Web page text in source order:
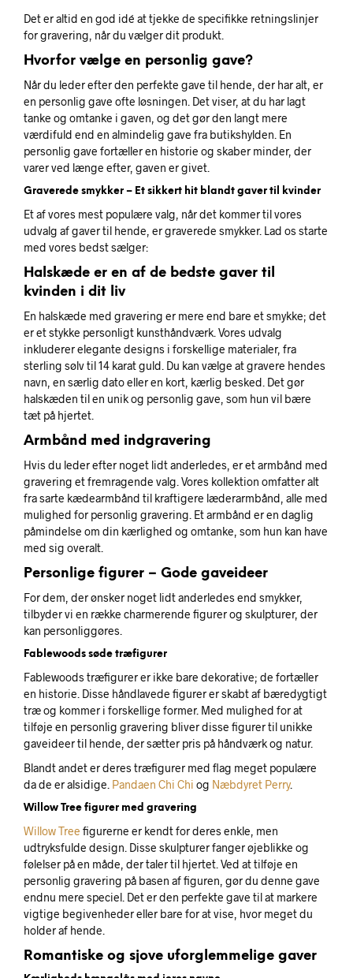
Det er altid en god idé at tjekke de specifikke retningslinjer
for gravering, når du vælger dit produkt.
Hvorfor vælge en personlig gave?
Når du leder efter den perfekte gave til hende, der har alt, er
en personlig gave ofte løsningen. Det viser, at du har lagt
tanke og omtanke i gaven, og det gør den langt mere
værdifuld end en almindelig gave fra butikshylden. En
personlig gave fortæller en historie og skaber minder, der
varer ved længe efter, gaven er givet.
Graverede smykker – Et sikkert hit blandt gaver til kvinder
Et af vores mest populære valg, når det kommer til vores
udvalg af gaver til hende, er graverede smykker. Lad os starte
med vores bedst sælger:
Halskæde er en af de bedste gaver til
kvinden i dit liv
En halskæde med gravering er mere end bare et smykke; det
er et stykke personligt kunsthåndværk. Vores udvalg
inkluderer elegante designs i forskellige materialer, fra
sterling sølv til 14 karat guld. Du kan vælge at gravere hendes
navn, en særlig dato eller en kort, kærlig besked. Det gør
halskæden til en unik og personlig gave, som hun vil bære
tæt på hjertet.
Armbånd med indgravering
Hvis du leder efter noget lidt anderledes, er et armbånd med
gravering et fremragende valg. Vores kollektion omfatter alt
fra sarte kædearmbånd til kraftigere læderarmbånd, alle med
mulighed for personlig gravering. Et armbånd er en daglig
påmindelse om din kærlighed og omtanke, som hun kan have
med sig overalt.
Personlige figurer – Gode gaveideer
For dem, der ønsker noget lidt anderledes end smykker,
tilbyder vi en række charmerende figurer og skulpturer, der
kan personliggøres.
Fablewoods søde træfigurer
Fablewoods træfigurer er ikke bare dekorative; de fortæller
en historie. Disse håndlavede figurer er skabt af bæredygtigt
træ og kommer i forskellige former. Med mulighed for at
tilføje en personlig gravering bliver disse figurer til unikke
gaveideer til hende, der sætter pris på håndværk og natur.
Blandt andet er deres træfigurer med flag meget populære
da de er alsidige. Pandaen Chi Chi og Næbdyret Perry.
Willow Tree figurer med gravering
Willow Tree figurerne er kendt for deres enkle, men
udtryksfulde design. Disse skulpturer fanger øjeblikke og
følelser på en måde, der taler til hjertet. Ved at tilføje en
personlig gravering på basen af figuren, gør du denne gave
endnu mere speciel. Det er den perfekte gave til at markere
vigtige begivenheder eller bare for at vise, hvor meget du
holder af hende.
Romantiske og sjove uforglemmelige gaver